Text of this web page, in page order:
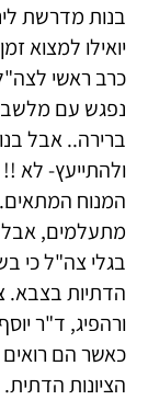
בנות מדרשת
יואילו למצוא
כרב ראשי
נפגש עם
ברירה.. אבל
ולהתייעץ- לא
המנוח המתאים.
מתעלמים,
בגלי צה"ל כי
הדתיות בצבא.
ורהפיג, ד"ר
כאשר הם
הציונות הדתית.